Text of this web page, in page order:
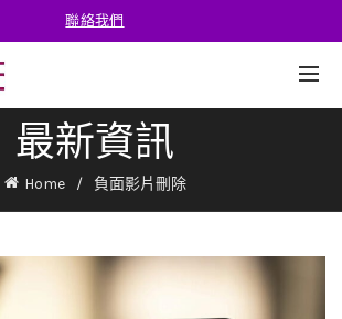
聯絡我們
最新資訊
Home 負面影片刪除